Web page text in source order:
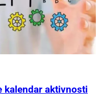
kalendar aktivnosti